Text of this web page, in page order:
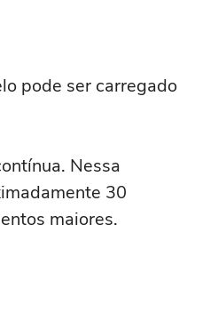
pode ser carregado
Nessa
30
maiores.